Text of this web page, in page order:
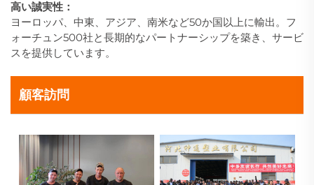
高い誠実性：
ヨーロッパ、中東、アジア、南米など50か国以上に輸出。フ
ォーチュン500社と長期的なパートナーシップを築き、サービ
スを提供しています。
顧客訪問